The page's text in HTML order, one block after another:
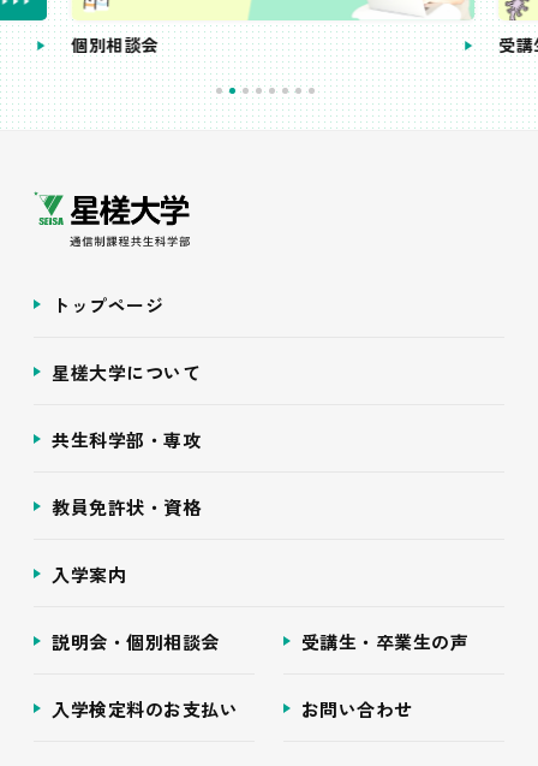
個別相談会 受講
トップページ
星槎大学について
共生科学部・専攻
教員免許状・資格
入学案内
説明会・個別相談会 受講生・卒業生の声
入学検定料のお支払い お問い合わせ